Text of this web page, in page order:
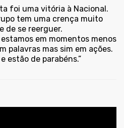
foi uma vitória à Nacional.
tem uma crença muito
de se reerguer.
em momentos menos
palavras mas sim em ações.
estão de parabéns.”